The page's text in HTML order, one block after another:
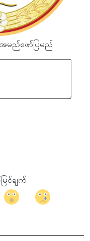
အမည်ဖော်ပြမည်
င်ချက်